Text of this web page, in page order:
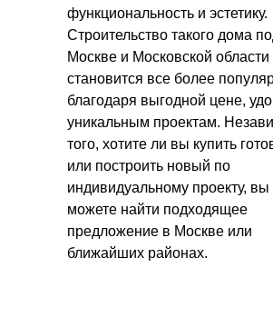
функциональность и эстетику.
Строительство такого дома
Москве и Московской области
становится все более
благодаря выгодной цене,
уникальным проектам.
того, хотите ли вы купить
или построить новый по
индивидуальному проекту, вы
можете найти подходящее
предложение в Москве или
ближайших районах.